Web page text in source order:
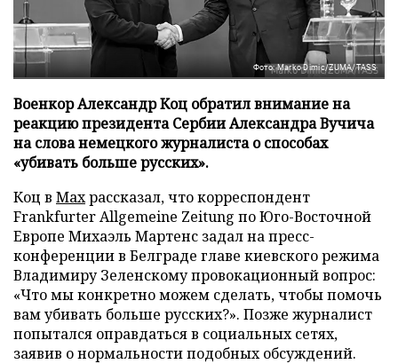
Фото: Marko Dimic/ZUMA/TASS
Военкор Александр Коц обратил внимание на
реакцию президента Сербии Александра Вучича
на слова немецкого журналиста о способах
«убивать больше русских».
Коц в Махрассказал, что корреспондент
Frankfurter Allgemeine Zeitung по Юго-Восточной
Европе Михаэль Мартенс задал на пресс-
конференции в Белграде главе киевского режима
Владимиру Зеленскому провокационный вопрос:
«Что мы конкретно можем сделать, чтобы помочь
вам убивать больше русских?». Позже журналист
попытался оправдаться в социальных сетях,
заявив о нормальности подобных обсуждений.